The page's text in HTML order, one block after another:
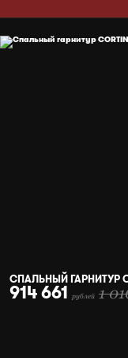
СПАЛЬНЫЙ ГАРНИТУР
914 661 рублей 1